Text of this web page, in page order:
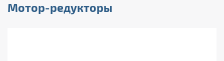
Мотор-редукторы